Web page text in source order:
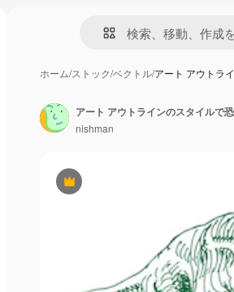
ホーム/ストック/ベクトル/アート アウトラ
Premium
アート アウトラインのスタイルで
nishman